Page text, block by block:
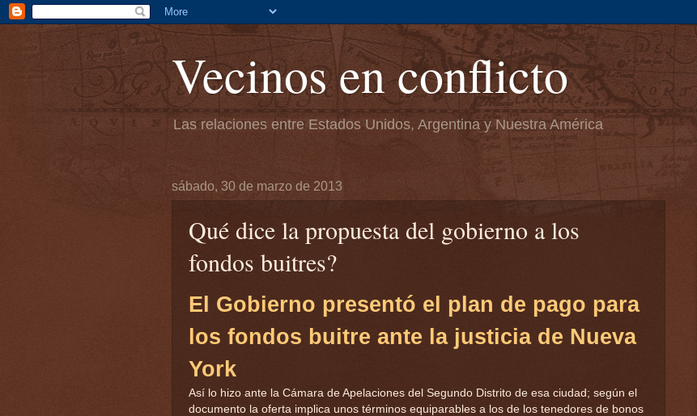
Vecinos en conflicto
Las relaciones entre Estados Unidos, Argentina y Nuestra América
sábado, 30 de marzo de 2013
Qué dice la propuesta del gobierno a los
fondos buitres?
El Gobierno presentó el plan de pago para
los fondos buitre ante la justicia de Nueva
York
Así lo hizo ante la Cámara de Apelaciones del Segundo Distrito de esa ciudad; según el
documento la oferta implica unos términos equiparables a los de los tenedores de bonos